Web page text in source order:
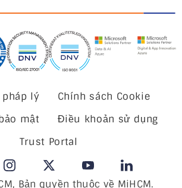
pháp lý
Chính sách Cookie
mật
Điều khoản sử dụng
Trust Portal
Bản quyền thuộc về MiHCM.